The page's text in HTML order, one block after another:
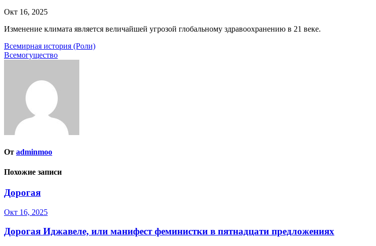
Окт 16, 2025
Изменение климата является величайшей угрозой глобальному здравоохранению в 21 веке.
Навигация
по
Всемирная история (Роли)
Всемогущество
От adminmoo
Похожие записи
Дорогая
Окт 16, 2025
Дорогая Иджавеле, или манифест феминистки в пятнадцати предложениях